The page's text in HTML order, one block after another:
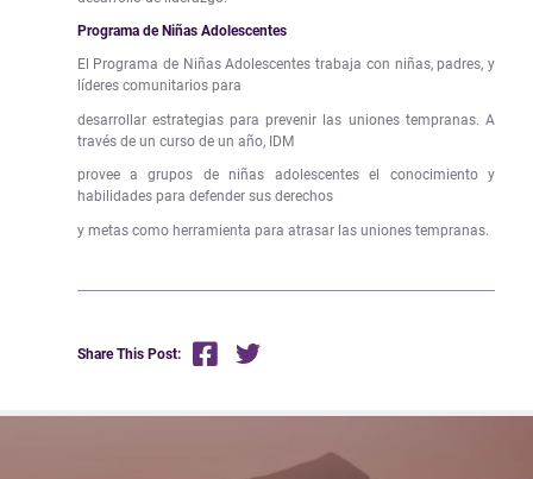
Programa de Niñas Adolescentes
El Programa de Niñas Adolescentes trabaja con niñas, padres, y
líderes comunitarios para
desarrollar estrategias para prevenir las uniones tempranas. A
través de un curso de un año, IDM
provee a grupos de niñas adolescentes el conocimiento y
habilidades para defender sus derechos
y metas como herramienta para atrasar las uniones tempranas.
Share This Post: